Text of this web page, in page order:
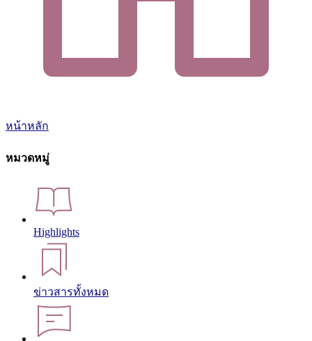
หน้าหลัก
หมวดหมู่
Highlights
ข่าวสารทั้งหมด